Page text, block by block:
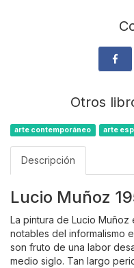
Otros
arte contemporáneo arte
Descripción
Lucio Muñoz
La pintura de Lucio Muñoz
notables del informalismo
son fruto de una labor
medio siglo. Tan largo